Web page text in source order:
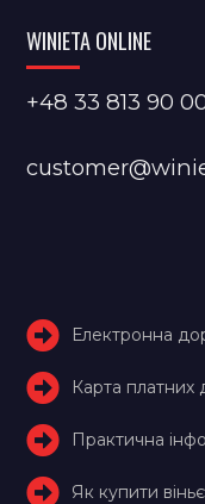
WINIETA ONLINE
+48 33 813 90
Електронна
Карта платних
Практична
Як купити